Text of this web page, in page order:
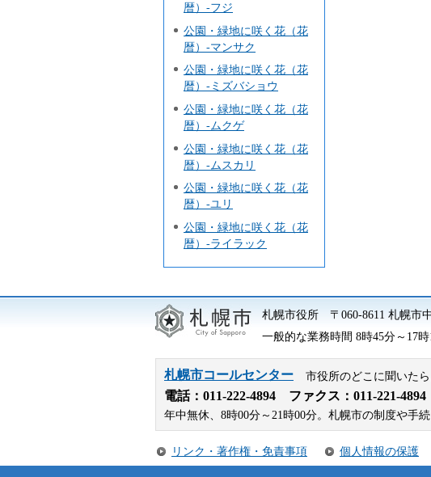
暦）-フジ
公園・緑地に咲く花（花
暦）-マンサク
公園・緑地に咲く花（花
暦）-ミズバショウ
公園・緑地に咲く花（花
暦）-ムクゲ
公園・緑地に咲く花（花
暦）-ムスカリ
公園・緑地に咲く花（花
暦）-ユリ
公園・緑地に咲く花（花
暦）-ライラック
札幌市役所 〒060-8611 札幌市
一般的な業務時間 8時45分～17
札幌市コールセンター 市役所のどこに聞いた
電話： 011-222-4894 ファクス：011-221-4894
年中無休、8時00分～21時00分。札幌市の制度や手
リンク・著作権・免責事項 個人情報の保護